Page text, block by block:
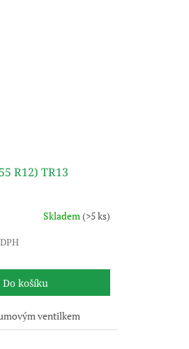
R12) TR13
Skladem(>5 ks)
Do košíku
ventilkem